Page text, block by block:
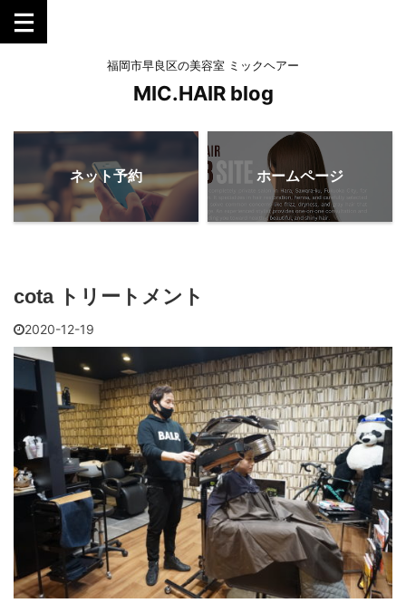
福岡市早良区の美容室 ミックヘアー
MIC.HAIR blog
ネット予約 ホームページ
cota トリートメント
2020-12-19